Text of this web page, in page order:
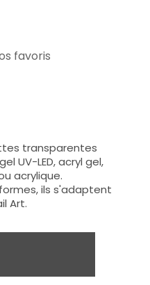
favoris
transparentes
UV-LED, acryl gel,
acrylique.
ils s'adaptent
Art.